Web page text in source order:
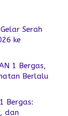
Serah
ke
1 Bergas,
Berlalu
Bergas:
dan